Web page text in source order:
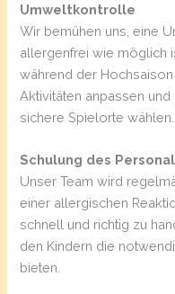
Umweltkontrolle
Wir bemühen uns, eine
allergenfrei wie möglich
während der
Aktivitäten anpassen
sichere Spielorte wählen.
Schulung des
Unser Team wird
einer allergischen
schnell und richtig zu
den Kindern die
bieten.